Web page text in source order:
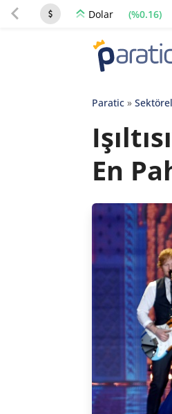
Dolar (%0.16)
Paratic» Sektörel
En